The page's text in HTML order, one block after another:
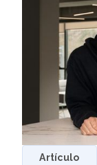
Artículo